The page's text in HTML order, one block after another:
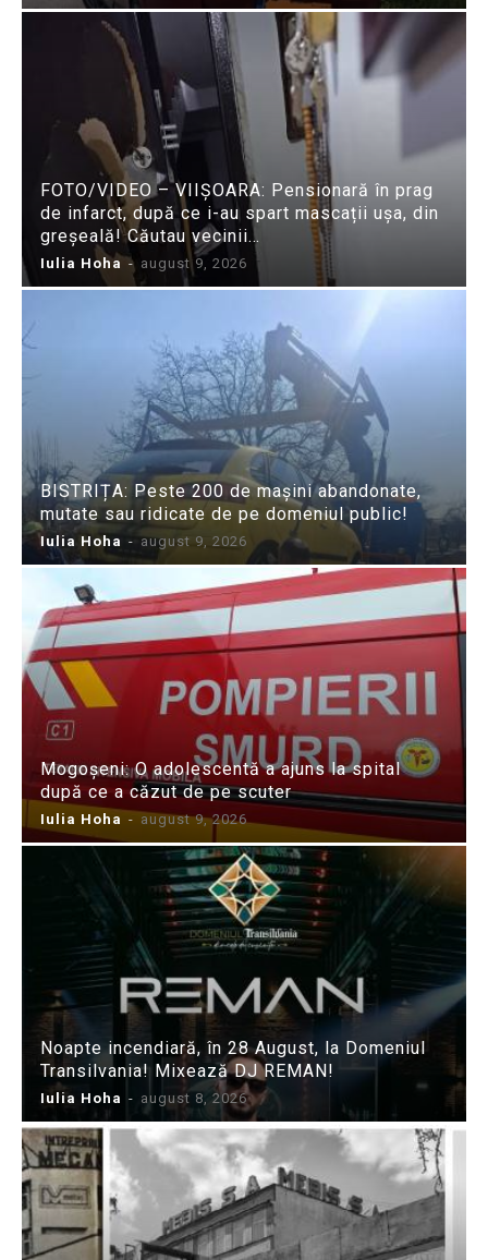
FOTO/VIDEO – VIIȘOARA: Pensionară în prag
de infarct, după ce i-au spart mascații ușa, din
greșeală! Căutau vecinii…
Iulia Hoha - august 9, 2026
BISTRIȚA: Peste 200 de mașini abandonate,
mutate sau ridicate de pe domeniul public!
Iulia Hoha - august 9, 2026
Mogoșeni: O adolescentă a ajuns la spital
după ce a căzut de pe scuter
Iulia Hoha - august 9, 2026
Noapte incendiară, în 28 August, la Domeniul
Transilvania! Mixează DJ REMAN!
Iulia Hoha - august 8, 2026